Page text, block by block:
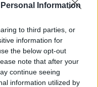
Information
to third parties, or
information for
the below opt-out
note that after your
continue seeing
information utilized by